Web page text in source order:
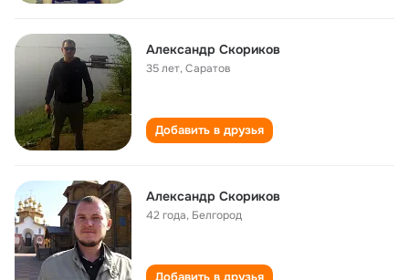
Александр Скориков
35 лет,Саратов
Добавить в друзья
Александр Скориков
42 года, Белгород
Добавить в друзья